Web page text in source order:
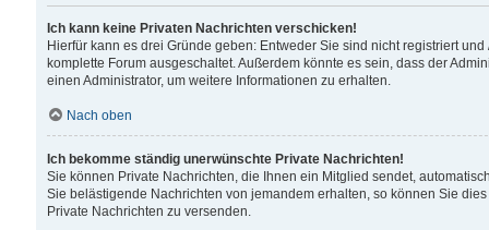
Ich kann keine Privaten Nachrichten verschicken!
Hierfür kann es drei Gründe geben: Entweder Sie sind nicht registriert
komplette Forum ausgeschaltet. Außerdem könnte es sein, dass der
einen Administrator, um weitere Informationen zu erhalten.
Nach oben
Ich bekomme ständig unerwünschte Private Nachrichten!
Sie können Private Nachrichten, die Ihnen ein Mitglied sendet,
Sie belästigende Nachrichten von jemandem erhalten, so können Sie
Private Nachrichten zu versenden.